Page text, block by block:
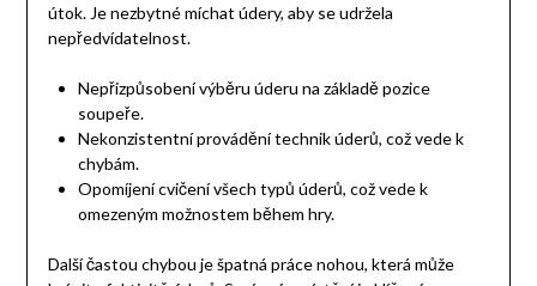
útok. Je nezbytné míchat údery, aby se udržela
nepředvídatelnost.
Nepřizpůsobení výběru úderu na základě pozice
soupeře.
Nekonzistentní provádění technik úderů, což vede k
chybám.
Opomíjení cvičení všech typů úderů, což vede k
omezeným možnostem během hry.
Další častou chybou je špatná práce nohou, která může